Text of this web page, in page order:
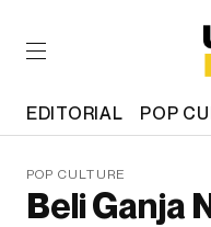
EDITORIAL POP
POP CULTURE
Beli Ganja